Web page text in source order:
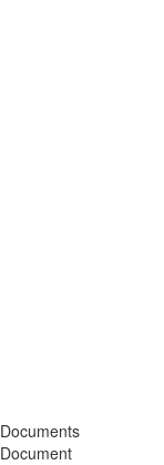
Documents
Document